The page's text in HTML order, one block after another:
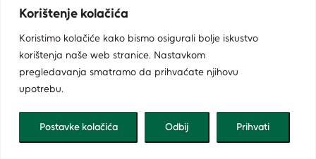
Kontakt informacije
Zavod za zaštitu okoliša i prirode
Radnička cesta 80, 10000 Zagreb
bioportal@mzozt.hr
01/5502-900
Korištenje kolačića
Koristimo kolačiće kako bismo osigurali bolje iskustvo
korištenja naše web stranice. Nastavkom
pregledavanja smatramo da prihvaćate njihovu
upotrebu.
Postavke kolačića Odbij Prihvati